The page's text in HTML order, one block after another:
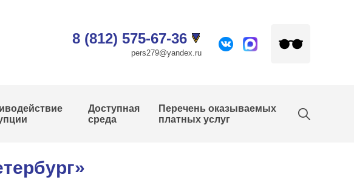
8 (812) 575-67-36
pers279@yandex.ru
Доступная
среда
Перечень оказываемых
платных услуг